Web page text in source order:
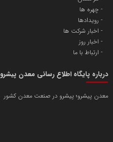
چهره ها
رویدادها
اخبار شرکت ها
اخبار روز
ارتباط با ما
درباره پایگاه اطلاع رسانی معدن پیشرو
معدن پیشرو؛ پیشرو در صنعت معدن کشور